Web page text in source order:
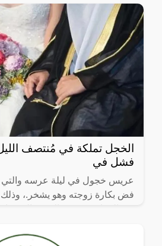
الخجل تملكة في مُنتصف
فشل في
عريس خجول في ليلة عرسه والتي
فض بكارة زوجته وهو يشخر.، وذلك